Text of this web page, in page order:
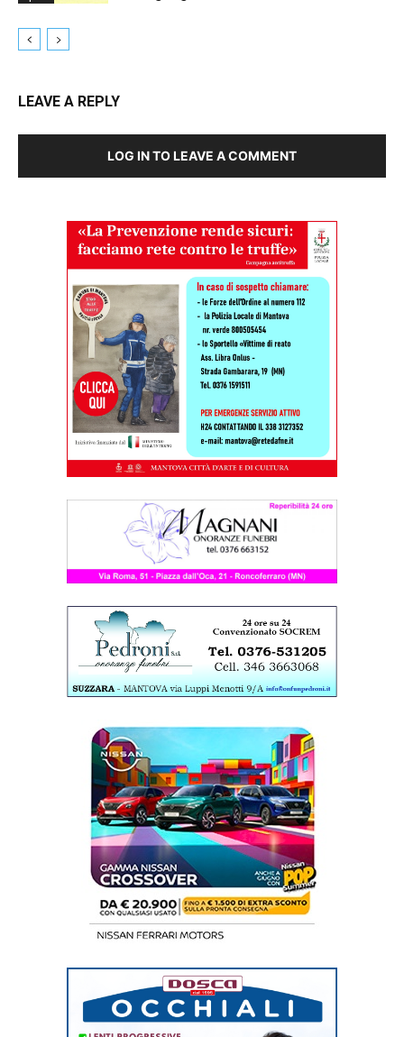
LEAVE A REPLY
LOG IN TO LEAVE A COMMENT